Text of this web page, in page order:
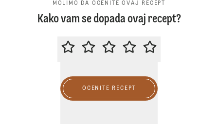
MOLIMO DA OCENITE OVAJ RECEPT
Kako vam se dopada ovaj recept?
MOLIMO DA OCENITE OVAJ
OCENITE RECEPT